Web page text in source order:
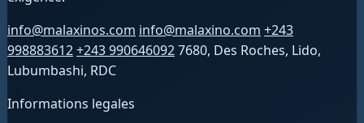
info@malaxinos.com info@malaxino.com +243
998883612+243 9906460927680, Des Roches, Lido,
Lubumbashi, RDC
Informations legales